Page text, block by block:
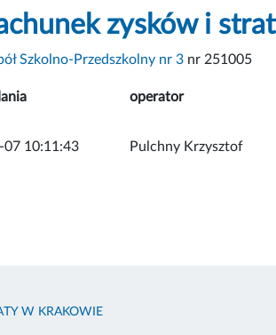
zysków i strat
Szkolno-Przedszkolny nr 3 nr 251005
operator
07 10:11:43 Pulchny Krzysztof
W KRAKOWIE